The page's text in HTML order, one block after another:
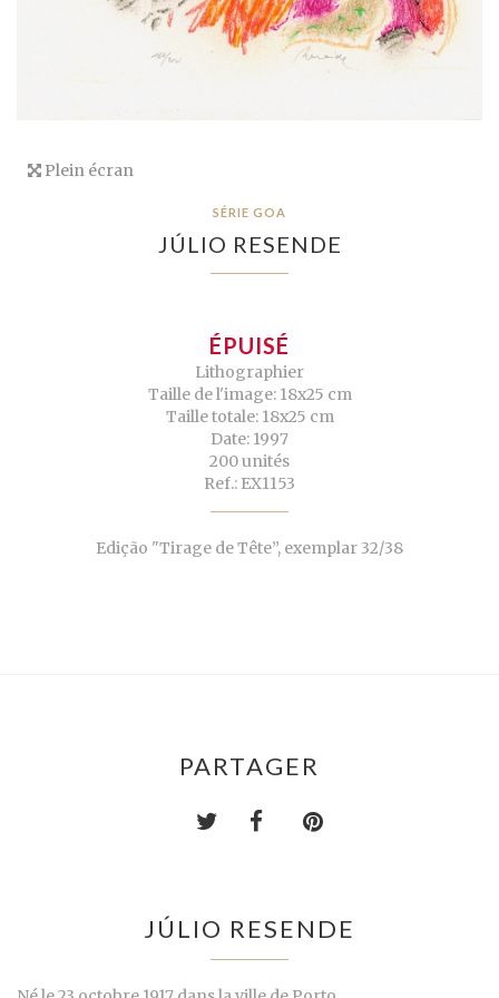
Plein écran
SÉRIE GOA
JÚLIO RESENDE
ÉPUISÉ
Lithographier
Taille de l'image: 18x25 cm
Taille totale: 18x25 cm
Date: 1997
200 unités
Ref.: EX1153
Edição "Tirage de Tête”, exemplar 32/38
PARTAGER
JÚLIO RESENDE